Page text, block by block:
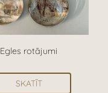
Egles rotājumi
SKATĪT